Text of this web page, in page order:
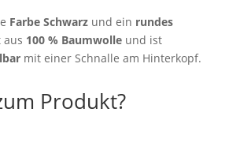
Farbe Schwarz und ein rundes
aus 100 % Baumwolleund ist
mit einer Schnalle am Hinterkopf.
Produkt?